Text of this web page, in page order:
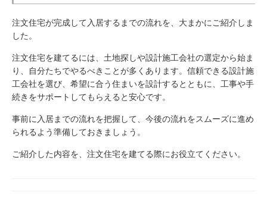
注文住宅が完成して入居するまでの流れを、大まかにご紹介しま
した。
注文住宅を建てるには、土地探しや設計施工会社の選定から始ま
り、自分たちでやるべきことが多くあります。信頼できる設計施
工会社を選び、希望に合う住まいを設計するとともに、工事や手
続きをサポートしてもらえると安心です。
事前に入居までの流れを把握して、今後の流れをスムーズに進め
られるよう準備しておきましょう。
ご紹介した内容を、注文住宅を建てる際にお役立てください。